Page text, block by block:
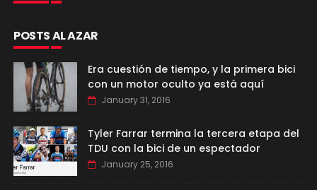
POSTS AL AZAR
Era cuestión de tiempo, y la primera bici
con un motor oculto ya está aquí
January 31, 2016
Tyler Farrar termina la tercera etapa del
TDU con la bici de un espectador
January 25, 2016